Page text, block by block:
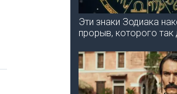
Эти знаки Зодиака
прорыв, которого